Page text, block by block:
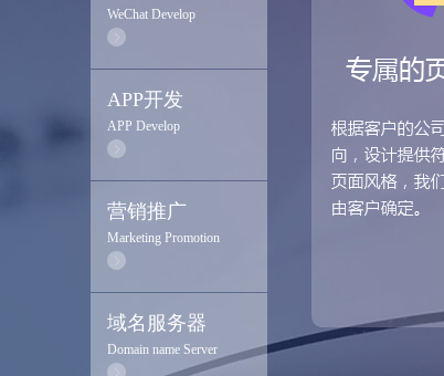
WeChat Develop
APP开发
APP Develop
营销推广
Marketing Promotion
域名服务器
Domain name Server